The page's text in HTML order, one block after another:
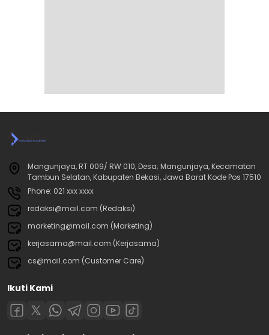
Mangunjaya, RT 009/ RW 010, Desa; Mangunjaya, Kecamatan
Tambun Selatan, Kabupaten Bekasi, Jawa Barat Kode Pos 17510
Phone: 021 xxx xxxx
redaksi@mail.com (Redaksi)
marketing@mail.com (Marketing)
kerjasama@mail.com (Kerjasama)
cs@mail.com (Customer Care)
Ikuti Kami